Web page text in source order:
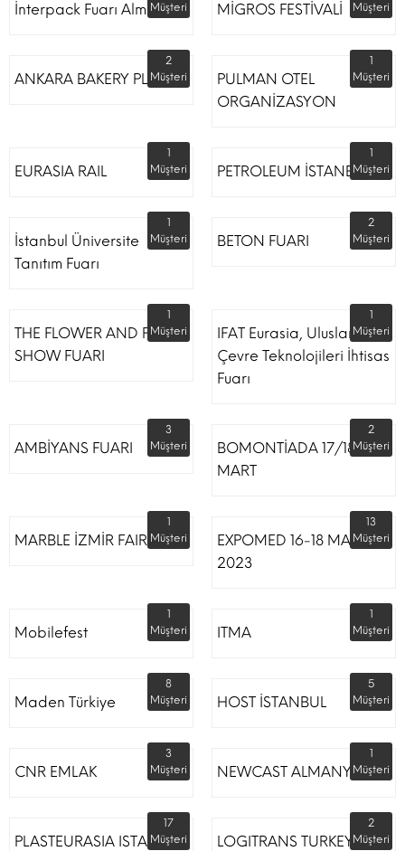
İnterpack Fuarı Almanya
Müşteri
MİGROS FESTİVALİ
Müşteri
ANKARA BAKERY PLUS
2
Müşteri
PULMAN OTEL
ORGANİZASYON
1
Müşteri
EURASIA RAIL
1
Müşteri
PETROLEUM İSTANBUL
1
Müşteri
İstanbul Üniversite
Tanıtım Fuarı
1
Müşteri
BETON FUARI
2
Müşteri
THE FLOWER AND PLANT
SHOW FUARI
1
Müşteri
IFAT Eurasia, Uluslararası
Çevre Teknolojileri İhtisas
Fuarı
1
Müşteri
AMBİYANS FUARI
3
Müşteri
BOMONTİADA 17/18
MART
2
Müşteri
MARBLE İZMİR FAIR
1
Müşteri
EXPOMED 16-18 MART
2023
13
Müşteri
Mobilefest
1
Müşteri
ITMA
1
Müşteri
Maden Türkiye
8
Müşteri
HOST İSTANBUL
5
Müşteri
CNR EMLAK
3
Müşteri
NEWCAST ALMANYA
1
Müşteri
PLASTEURASIA ISTANBUL
17
Müşteri
LOGITRANS TURKEY
2
Müşteri